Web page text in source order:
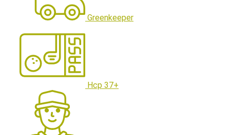
Greenkeeper
Hcp 37+